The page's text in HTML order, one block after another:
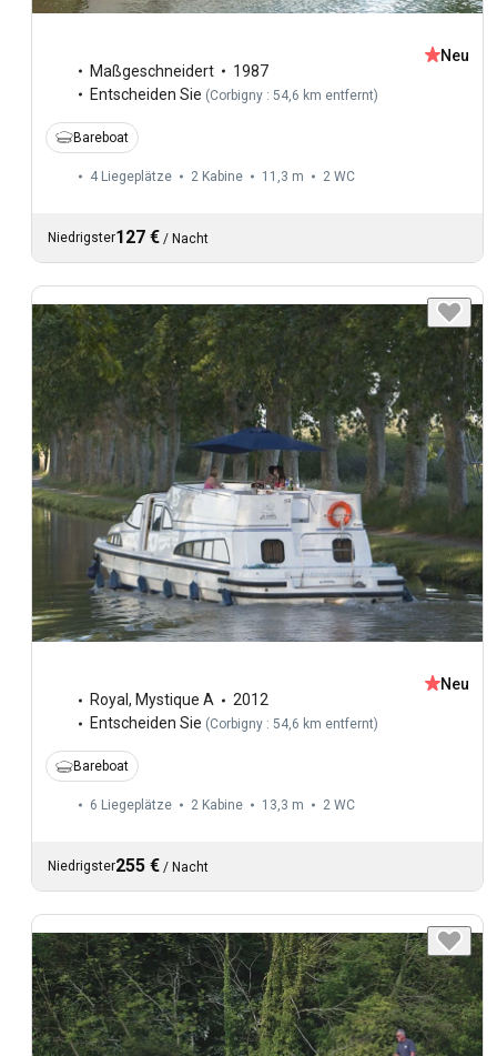
Maßgeschneidert
1987
Entscheiden Sie (Corbigny : 54,6 km entfernt)
Neu
Bareboat
4 Liegeplätze 2 Kabine 11,3 m 2 WC
Niedrigster127 € / Nacht
Royal, Mystique A
2012
Entscheiden Sie (Corbigny : 54,6 km entfernt)
Neu
Bareboat
6 Liegeplätze 2 Kabine 13,3 m 2 WC
Niedrigster255 € / Nacht